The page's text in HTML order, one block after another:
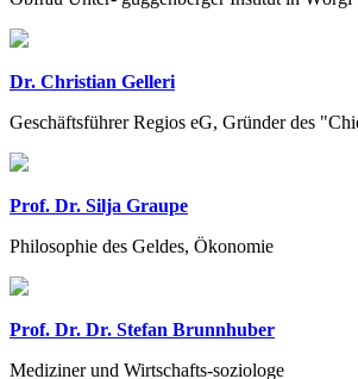
Dr. Christian Gelleri
Geschäftsführer Regios eG, Gründer des
Prof. Dr. Silja Graupe
Philosophie des Geldes, Ökonomie
Prof. Dr. Dr. Stefan Brunnhuber
Mediziner und Wirtschafts-soziologe